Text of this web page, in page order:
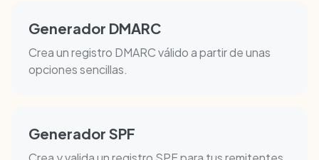
Generador DMARC
Crea un registro DMARC válido a partir de unas
opciones sencillas.
Generador SPF